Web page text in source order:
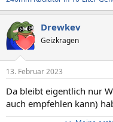
Drewkev
Geizkragen
13. Februar 2023
Da bleibt eigentlich nur
auch empfehlen kann)